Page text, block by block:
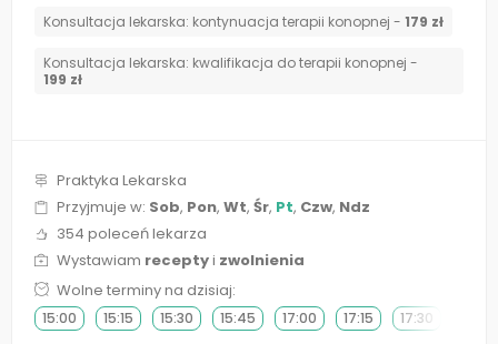
Konsultacja lekarska: kontynuacja terapii konopnej - 179 zł
Konsultacja lekarska: kwalifikacja do terapii konopnej -
199 zł
Praktyka Lekarska
Przyjmuje w: Sob, Pon, Wt, Śr, Pt, Czw, Ndz
354 poleceń lekarza
Wystawiam receptyi zwolnienia
Wolne terminy na dzisiaj:
15:00 15:15 15:30 15:45 17:00 17:15 17:30